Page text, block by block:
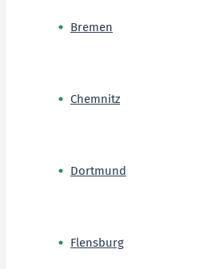
Bremen
Chemnitz
Dortmund
Flensburg